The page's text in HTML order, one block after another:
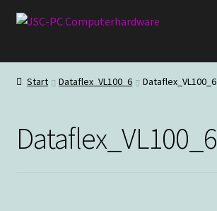
Zur
Zum
Hardware
Staubschutz
Start Dataflex_VL100_6 Dataflex_VL100_6
Dataflex_VL100_6